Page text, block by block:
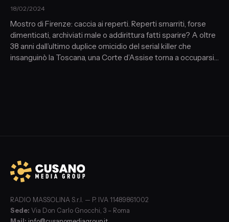
18/02/2024
Mostro di Firenze: caccia ai reperti. Reperti smarriti, forse
dimenticati, archiviati male o addirittura fatti sparire? A oltre
38 anni dall’ultimo duplice omicidio del serial killer che
insanguinò la Toscana, una Corte d’Assise torna a occuparsi
RADIO MASSOLINA S.r.l. — P. IVA 11489861002
Sede: Via Don Carlo Gnocchi, 3 – Roma